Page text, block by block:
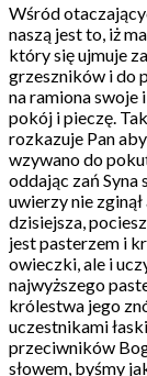
Wśród
naszą jest to, iż
który się ujmuje
grzeszników i do
na ramiona swoje
pokój i pieczę.
rozkazuje Pan
wzywano do
oddając zań
uwierzy nie
dzisiejsza,
jest pasterzem i
owieczki, ale i
najwyższego
królestwa jego
uczestnikami
przeciwników
słowem, byśmy